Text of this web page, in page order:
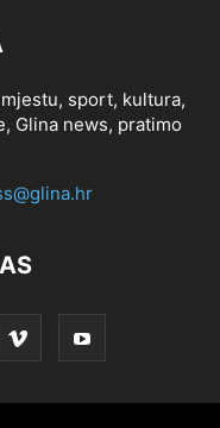
sport, kultura,
Glina news, pratimo